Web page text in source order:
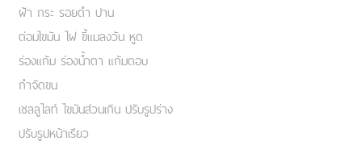
ฝ้า กระ รอยดำ ปาน
ต่อมไขมัน ไฝ ขี้แมลงวัน หูด
ร่องแก้ม ร่องน้ำตา แก้มตอบ
กำจัดขน
เชลลูไลท์ ไขมันส่วนเกิน ปรับรูปร่าง
ปรับรูปหน้าเรียว